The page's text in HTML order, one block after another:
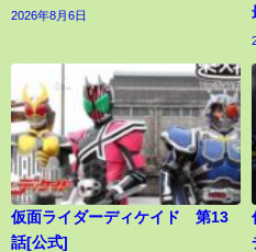
2026年8月6日
仮面ライダーディケイド 第13
話[公式]